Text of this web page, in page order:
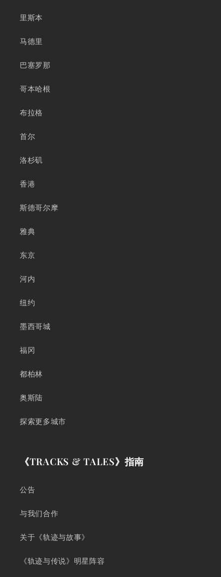
里斯本
马德里
巴塞罗那
哥本哈根
布拉格
首尔
洛杉矶
香港
斯德哥尔摩
雅典
东京
河内
纽约
墨西哥城
福冈
都柏林
奥斯陆
探索更多城市
《TRACKS & TALES》指南
公告
与我们合作
关于《轨迹与故事》
《轨迹与传说》明星阵容